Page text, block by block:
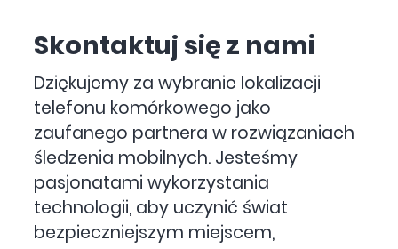
Skontaktuj się z nami
Dziękujemy za wybranie lokalizacji
telefonu komórkowego jako
zaufanego partnera w rozwiązaniach
śledzenia mobilnych. Jesteśmy
pasjonatami wykorzystania
technologii, aby uczynić świat
bezpieczniejszym miejscem,